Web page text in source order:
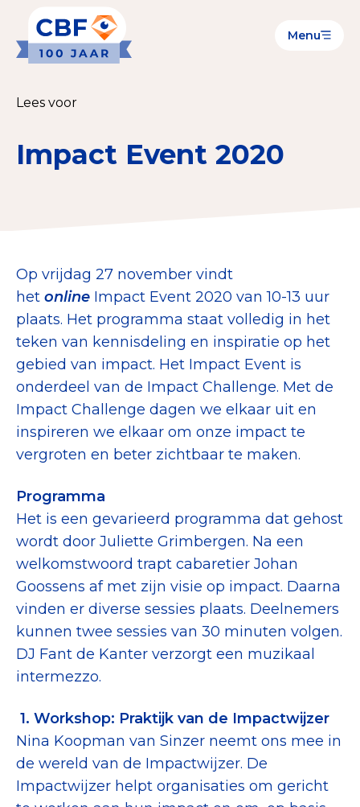
Menu
Goede Doelen
CBF-Erkenning aanvragen
Veilig geven met het CBF-keurmerk
Check het CBF-keurmerk van een goed doel
Download de Geef Gerust Checklist
Tips bij doneren: zo geef je veilig
Data & Onderzoek
Betrouwbare data over goede doelen
State of the Sector
Het Nederlandse Donateurspanel
Contact & Signalen
Check keurmerk goede doelen
Collecterooster/wervingrooster
Lees voor
Impact Event 2020
Op vrijdag 27 november vindt
het online Impact Event 2020 van 10-13 uur
plaats. Het programma staat volledig in het
teken van kennisdeling en inspiratie op het
gebied van impact. Het Impact Event is
onderdeel van de Impact Challenge. Met de
Impact Challenge dagen we elkaar uit en
inspireren we elkaar om onze impact te
vergroten en beter zichtbaar te maken.
Programma
Het is een gevarieerd programma dat gehost
wordt door Juliette Grimbergen. Na een
welkomstwoord trapt cabaretier Johan
Goossens af met zijn visie op impact. Daarna
vinden er diverse sessies plaats. Deelnemers
kunnen twee sessies van 30 minuten volgen.
DJ Fant de Kanter verzorgt een muzikaal
intermezzo.
1. Workshop: Praktijk van de Impactwijzer
Nina Koopman van Sinzer neemt ons mee in
de wereld van de Impactwijzer. De
Impactwijzer helpt organisaties om gericht